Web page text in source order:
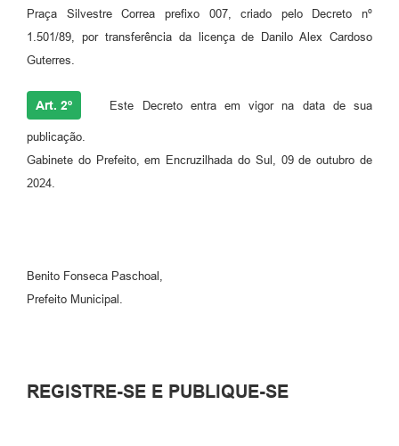
Praça Silvestre Correa prefixo 007, criado pelo Decreto nº
1.501/89, por transferência da licença de Danilo Alex Cardoso
Guterres.
Art. 2º Este Decreto entra em vigor na data de sua
publicação.
Gabinete do Prefeito, em Encruzilhada do Sul, 09 de outubro de
2024.
Benito Fonseca Paschoal,
Prefeito Municipal.
REGISTRE-SE E PUBLIQUE-SE